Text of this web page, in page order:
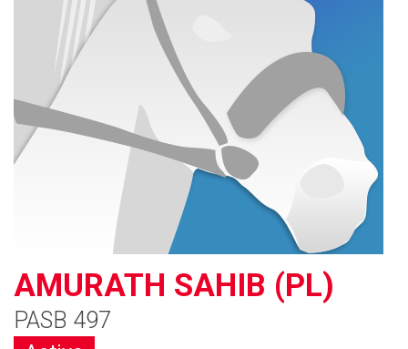
AMURATH SAHIB (PL)
PASB 497